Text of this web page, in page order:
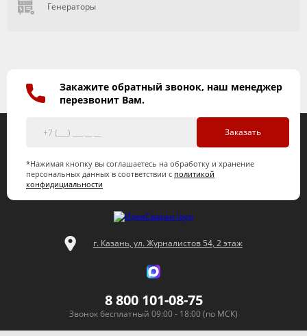
Генераторы
Закажите обратный звонок, наш менеджер
перезвонит Вам.
Заказать
*Нажимая кнопку вы соглашаетесь на обработку и хранение
персональных данных в соответствии с политикой
конфидициальности
г. Казань, ул. Журналистов 54, 2 этаж
8 800 101-08-75
Звонок бесплатный 09:00 - 18:00 (по МСК)